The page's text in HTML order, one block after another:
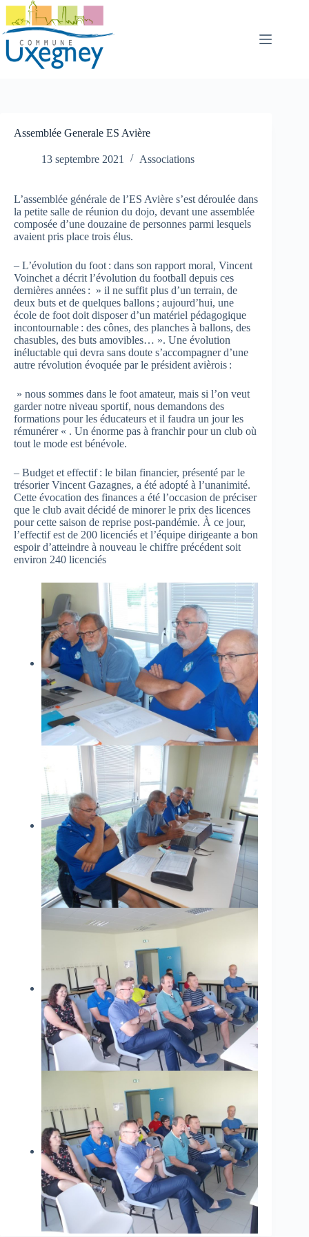
Passer
contenu
Assemblée Generale ES Avière
13 septembre 2021 Associations
L’assemblée générale de l’ES Avière s’est déroulée dans
la petite salle de réunion du dojo, devant une assemblée
composée d’une douzaine de personnes parmi lesquels
avaient pris place trois élus.
– L’évolution du foot : dans son rapport moral, Vincent
Voinchet a décrit l’évolution du football depuis ces
dernières années : » il ne suffit plus d’un terrain, de
deux buts et de quelques ballons ; aujourd’hui, une
école de foot doit disposer d’un matériel pédagogique
incontournable : des cônes, des planches à ballons, des
chasubles, des buts amovibles… ». Une évolution
inéluctable qui devra sans doute s’accompagner d’une
autre révolution évoquée par le président avièrois :
» nous sommes dans le foot amateur, mais si l’on veut
garder notre niveau sportif, nous demandons des
formations pour les éducateurs et il faudra un jour les
rémunérer « . Un énorme pas à franchir pour un club où
tout le mode est bénévole.
– Budget et effectif : le bilan financier, présenté par le
trésorier Vincent Gazagnes, a été adopté à l’unanimité.
Cette évocation des finances a été l’occasion de préciser
que le club avait décidé de minorer le prix des licences
pour cette saison de reprise post-pandémie. À ce jour,
l’effectif est de 200 licenciés et l’équipe dirigeante a bon
espoir d’atteindre à nouveau le chiffre précédent soit
environ 240 licenciés